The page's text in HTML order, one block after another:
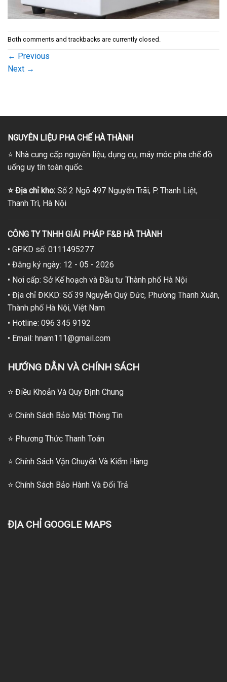
Both comments and trackbacks are currently closed.
← Previous
Next →
NGUYÊN LIỆU PHA CHẾ HÀ THÀNH
⭐ Nhà cung cấp nguyên liệu, dụng cụ, máy móc pha chế đồ
uống uy tín toàn quốc.
⭐Địa chỉ kho: Số 2 Ngõ 497 Nguyễn Trãi, P. Thanh Liệt,
Thanh Trì, Hà Nội
CÔNG TY TNHH GIẢI PHÁP F&B HÀ THÀNH
• GPKD số: 0111495277
• Đăng ký ngày: 12 - 05 - 2026
• Nơi cấp: Sở Kế hoạch và Đầu tư Thành phố Hà Nội
• Địa chỉ ĐKKD: Số 39 Nguyễn Quý Đức, Phường Thanh Xuân,
Thành phố Hà Nội, Việt Nam
• Hotline: 096 345 9192
• Email: hnam111@gmail.com
HƯỚNG DẪN VÀ CHÍNH SÁCH
⭐ Điều Khoản Và Quy Định Chung
⭐ Chính Sách Bảo Mật Thông Tin
⭐ Phương Thức Thanh Toán
⭐ Chính Sách Vận Chuyển Và Kiểm Hàng
⭐ Chính Sách Bảo Hành Và Đổi Trả
ĐỊA CHỈ GOOGLE MAPS